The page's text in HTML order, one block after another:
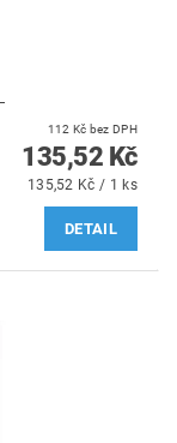
112 Kč bez DPH
135,52 Kč
135,52 Kč / 1 ks
DETAIL